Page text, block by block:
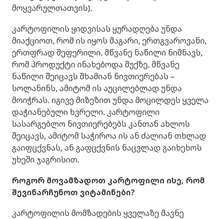
მოყვარულთათვის).
კარტოფილის ყიდვისას ყურადღება უნდა
მიაქციოთ, რომ ის იყოს მაგარი, ერთგვაროვანი,
ერთფრად შეფერილი. მწვანე ნაწილი ნიშნავს,
რომ პროდუქტი ინახებოდა შუქზე. მწვანე
ნაწილი შეიცავს შხამიან ნივთიერებას –
სოლანინს, ამიტომ ის აუცილებლად უნდა
მოიჭრას. იგივე მიზეზით უნდა მოცილდეს ყველა
დაჭიანებული ხვრელი. კარტოფილი
სასარგებლო ნივთიერებებს კანთან ახლოს
შეიცავს, ამიტომ საჭიროა ის ან ძალიან თხლად
გაიფცქვნას, ან გაფცქვნის ნაცვლად გაიხეხოს
უხეში ჯაგრისით.
როგორ მოვამზადოთ კარტოფილი ისე, რომ
შევინარჩუნოთ ვიტამინები?
კარტოფილის მომზადების ყველაზე მავნე